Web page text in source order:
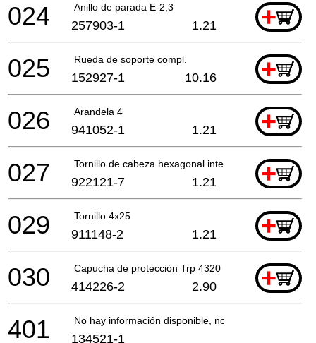
Anillo de parada E-2,3 +
024 257903-1 1.21
Rueda de soporte compl. +
025 152927-1 10.16
Arandela 4 +
026 941052-1 1.21
Tornillo de cabeza hexagonal interior 4x14+
027 922121-7 1.21
Tornillo 4x25 +
029 911148-2 1.21
Capucha de protección Trp 4320 * +
030 414226-2 2.90
No hay información disponible, no se puede pedir
401 134521-1